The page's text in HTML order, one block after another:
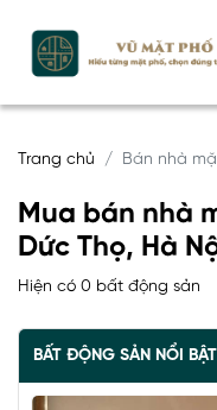
Trang chủ Bán nhà
Mua bán nhà
Dức Thọ, Hà
Hiện có 0 bất động sản
BẤT ĐỘNG SẢN NỔI BẬT